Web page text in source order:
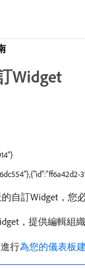
Widget
自訂Widget，
，提供編輯組
行為您的儀表板